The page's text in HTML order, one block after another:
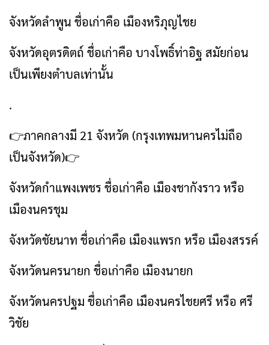
จังหวัดลำพูน ชื่อเก่าคือ เมืองหริภุญไชย
จังหวัดอุตรดิตถ์ ชื่อเก่าคือ บางโพธิ์ท่าอิฐ สมัยก่อน
เป็นเพียงตำบลเท่านั้น
.
👉ภาคกลางมี 21 จังหวัด (กรุงเทพมหานครไม่ถือ
เป็นจังหวัด)👉
จังหวัดกำแพงเพชร ชื่อเก่าคือ เมืองชากังราว หรือ
เมืองนครชุม
จังหวัดชัยนาท ชื่อเก่าคือ เมืองแพรก หรือ เมืองสรรค์
จังหวัดนครนายก ชื่อเก่าคือ เมืองนายก
จังหวัดนครปฐม ชื่อเก่าคือ เมืองนครไชยศรี หรือ ศรี
วิชัย